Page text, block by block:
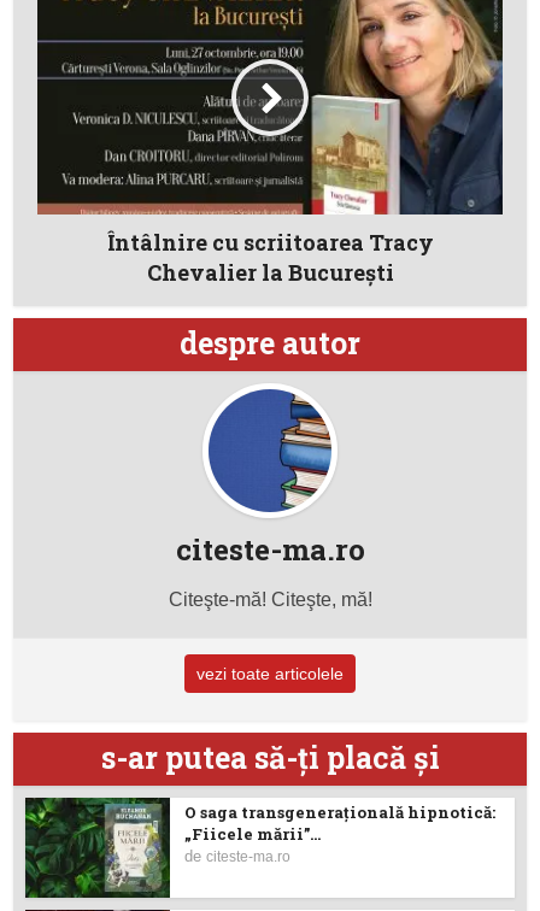
Întâlnire cu scriitoarea Tracy
Chevalier la București
despre autor
citeste-ma.ro
Citeşte-mă! Citeşte, mă!
vezi toate articolele
s-ar putea să-ţi placă şi
O saga transgenerațională hipnotică:
„Fiicele mării”...
deciteste-ma.ro